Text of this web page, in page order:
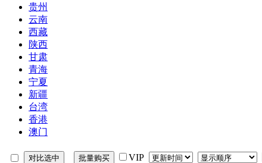
贵州
云南
西藏
陕西
甘肃
青海
宁夏
新疆
台湾
香港
澳门
VIP